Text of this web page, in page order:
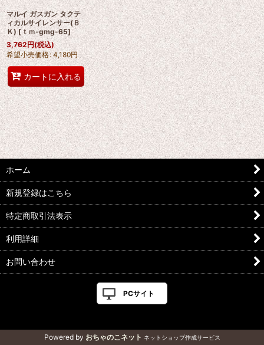
マルイ ガスガン タクテ
ィカルサイレンサー(Ｂ
Ｋ) [ｔｍ-gmg-65]
3,762円(税込)
希望小売価格: 4,180円
カートに入れる
ホーム
新規登録はこちら
特定商取引法表示
利用詳細
お問い合わせ
PCサイト
Powered by おちゃのこネット ネットショップ作成サービス